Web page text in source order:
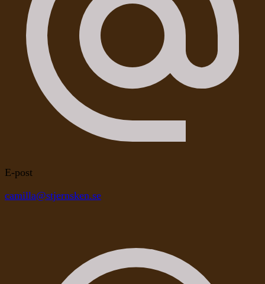
E-post
camilla@stjernsken.se